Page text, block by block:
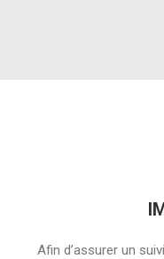
Afin d’assurer un